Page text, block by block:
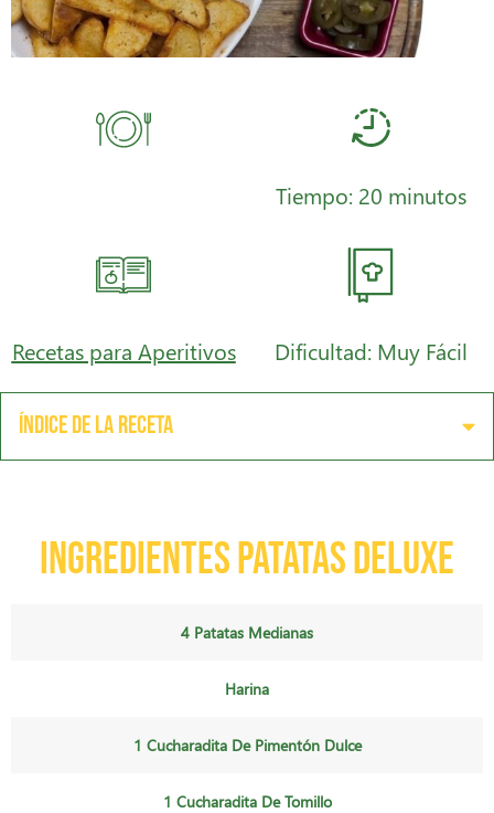
Tiempo: 20 minutos
Recetas para Aperitivos Dificultad: Muy Fácil
Índice de la receta
Ingredientes patatas deluxe
4 Patatas Medianas
Harina
1 Cucharadita De Pimentón Dulce
1 Cucharadita De Tomillo